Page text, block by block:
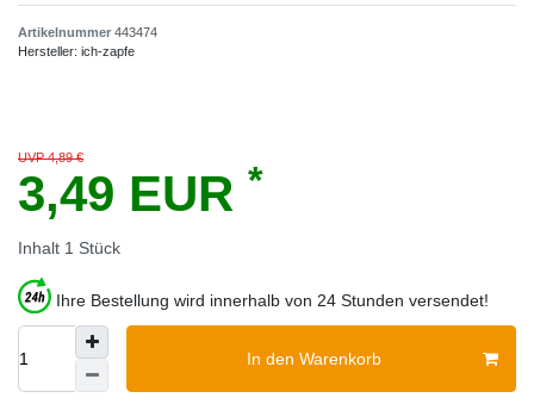
Artikelnummer 443474
Hersteller: ich-zapfe
UVP 4,89 €
3,49 EUR *
Inhalt 1 Stück
Ihre Bestellung wird innerhalb von 24 Stunden versendet!
In den Warenkorb